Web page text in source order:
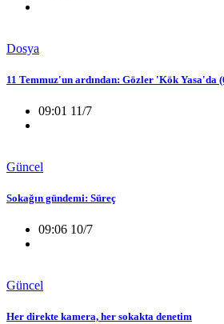
Dosya
11 Temmuz'un ardından: Gözler 'Kök Yasa'da
09:01 11/7
Güncel
Sokağın gündemi: Süreç
09:06 10/7
Güncel
Her direkte kamera, her sokakta denetim